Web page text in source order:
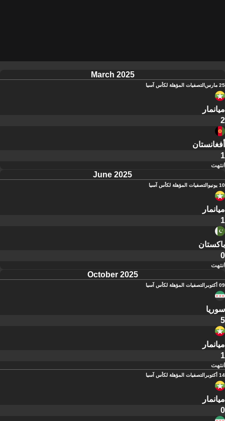
March 2025
25 مارس التصفيات المؤهلة لكأس آسيا
ميانمار
2
أفغانستان
1
انتهت
June 2025
10 يونيو التصفيات المؤهلة لكأس آسيا
ميانمار
1
باكستان
0
انتهت
October 2025
09 أكتوبر التصفيات المؤهلة لكأس آسيا
سوريا
5
ميانمار
1
انتهت
14 أكتوبر التصفيات المؤهلة لكأس آسيا
ميانمار
0